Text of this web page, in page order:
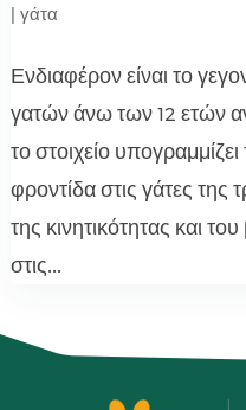
| γάτα
Ενδιαφέρον είναι το
γατών άνω των 12 ετών
το στοιχείο
φροντίδα στις γάτες της
της κινητικότητας και
στις...